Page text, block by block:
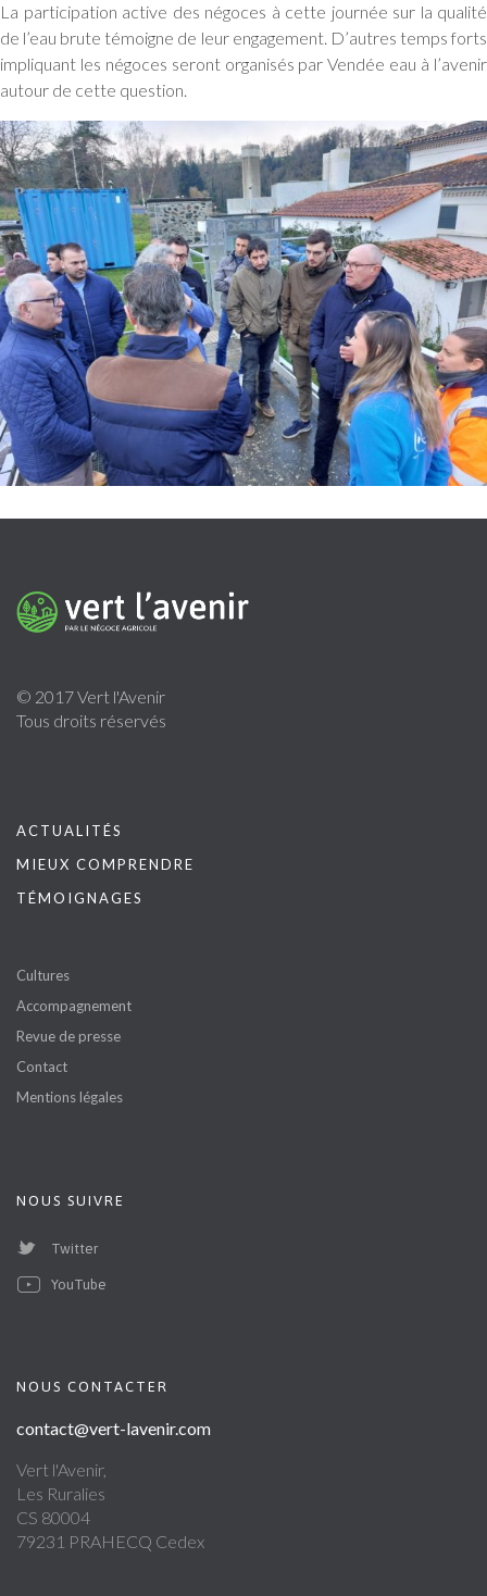
La participation active des négoces à cette journée sur la qualité
de l’eau brute témoigne de leur engagement. D’autres temps forts
impliquant les négoces seront organisés par Vendée eau à l’avenir
autour de cette question.
© 2017 Vert l'Avenir
Tous droits réservés
ACTUALITÉS
MIEUX COMPRENDRE
TÉMOIGNAGES
Cultures
Accompagnement
Revue de presse
Contact
Mentions légales
NOUS SUIVRE
Twitter
YouTube
NOUS CONTACTER
contact@vert-lavenir.com
Vert l'Avenir,
Les Ruralies
CS 80004
79231 PRAHECQ Cedex